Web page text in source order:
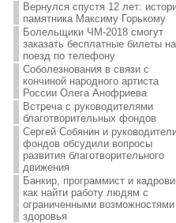
Вернулся спустя 12 лет:
памятника Максиму Горькому
Болельщики ЧМ-2018 смогут
заказать бесплатные билеты на
поезд по телефону
Соболезнования в связи с
кончиной народного артиста
России Олега Анофриева
Встреча с руководителями
благотворительных фондов
Сергей Собянин и
фондов обсудили вопросы
развития благотворительного
движения
Банкир, программист и
как найти работу людям с
ограниченными возможностями
здоровья